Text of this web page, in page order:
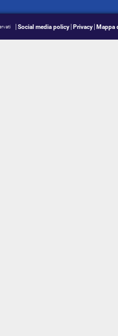
Social media policy Privacy Mappa